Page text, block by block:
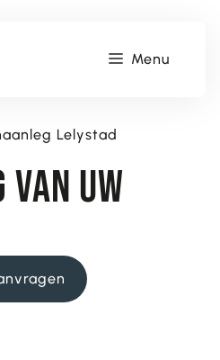
Menu
Lelystad
UW